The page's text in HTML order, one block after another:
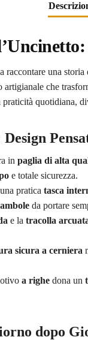
raccontare una
artigianale che
quotidiana,
in paglia di alta
e totale sicurezza.
pratica tasca
da portare
e la tracolla
sicura a cerniera
a righedona un
dopo